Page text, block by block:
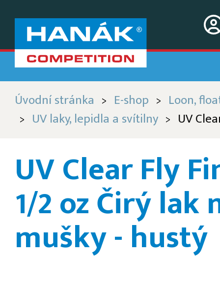
Úvodní stránka > E-shop > Loon,
> UV laky, lepidla a svítilny > UV
UV Clear Fly
1/2 oz Čirý lak
mušky - hustý